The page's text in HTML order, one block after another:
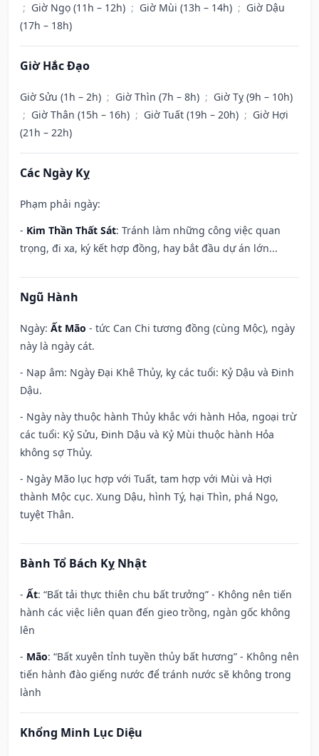
; Giờ Ngọ (11h – 12h) ; Giờ Mùi (13h – 14h) ; Giờ Dậu
(17h – 18h)
Giờ Hắc Đạo
Giờ Sửu (1h – 2h) ; Giờ Thìn (7h – 8h) ; Giờ Tỵ (9h – 10h)
; Giờ Thân (15h – 16h) ; Giờ Tuất (19h – 20h) ; Giờ Hợi
(21h – 22h)
Các Ngày Kỵ
Phạm phải ngày:
- Kim Thần Thất Sát: Tránh làm những công việc quan
trọng, đi xa, ký kết hợp đồng, hay bắt đầu dự án lớn...
Ngũ Hành
Ngày: Ất Mão - tức Can Chi tương đồng (cùng Mộc), ngày
này là ngày cát.
- Nạp âm: Ngày Đại Khê Thủy, kỵ các tuổi: Kỷ Dậu và Đinh
Dậu.
- Ngày này thuộc hành Thủy khắc với hành Hỏa, ngoại trừ
các tuổi: Kỷ Sửu, Đinh Dậu và Kỷ Mùi thuộc hành Hỏa
không sợ Thủy.
- Ngày Mão lục hợp với Tuất, tam hợp với Mùi và Hợi
thành Mộc cục. Xung Dậu, hình Tý, hại Thìn, phá Ngọ,
tuyệt Thân.
Bành Tổ Bách Kỵ Nhật
- Ất: “Bất tải thực thiên chu bất trưởng” - Không nên tiến
hành các việc liên quan đến gieo trồng, ngàn gốc không
lên
- Mão: “Bất xuyên tỉnh tuyền thủy bất hương” - Không nên
tiến hành đào giếng nước để tránh nước sẽ không trong
lành
Khổng Minh Lục Diệu